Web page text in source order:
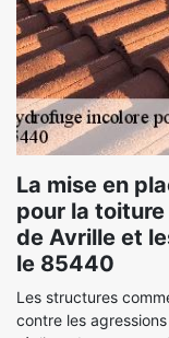
La mise en
pour la
de Avrille et
le 85440
Les structures
contre les